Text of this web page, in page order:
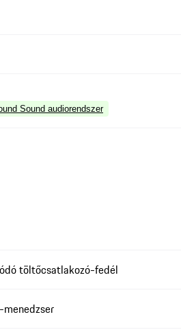
Sound audiorendszer
töltőcsatlakozó-fedél